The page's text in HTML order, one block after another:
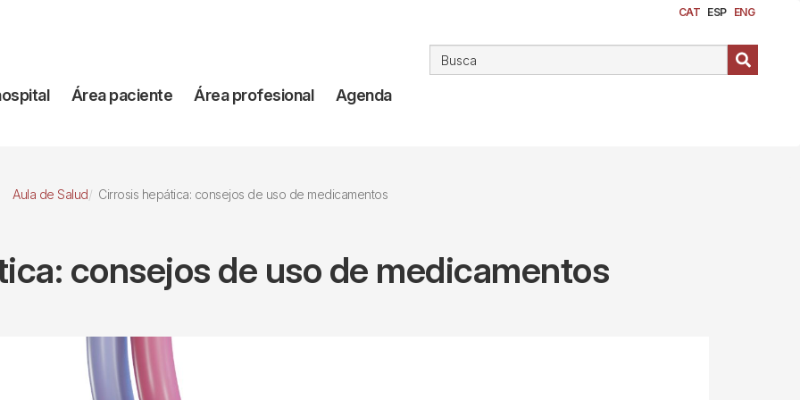
CAT ESP ENG
Área paciente Área profesional Agenda
Aula de Salud Cirrosis hepática: consejos de uso de medicamentos
consejos de uso de medicamentos